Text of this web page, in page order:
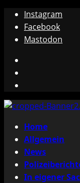
Zum
Inhalt
springen
Instagram
Facebook
Mastodon
Primäres
Menü
Home
Allgemein
News
In eigener